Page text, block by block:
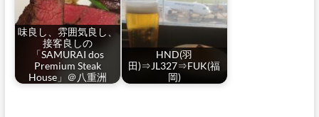
味良し、雰囲気良し、
接客良しの
「SAMURAI dos
Premium Steak
House」＠八重洲
HND(羽
田)⇒JL327⇒FUK(福
岡)